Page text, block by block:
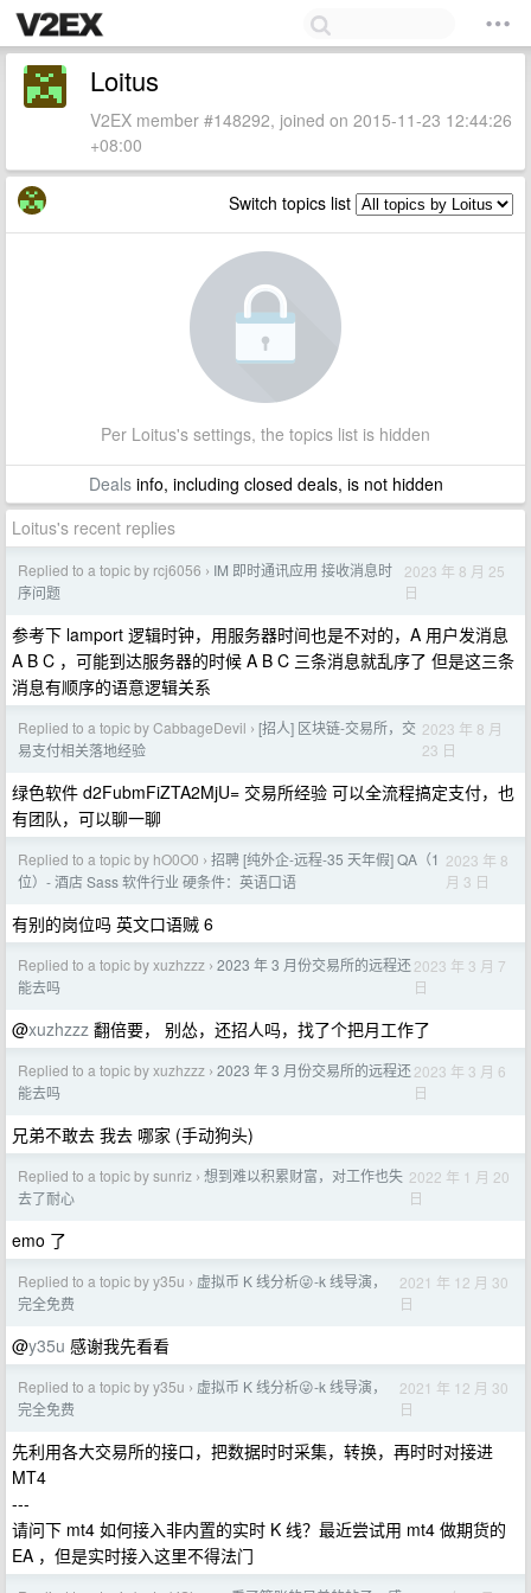
Loitus
V2EX member #148292, joined on 2015-11-23 12:44:26
+08:00
Switch topics list
Per Loitus's settings, the topics list is hidden
Dealsinfo, including closed deals, is not hidden
Loitus's recent replies
Replied to a topic by rcj6056 › IM 即时通讯应用 接收消息时
序问题
2023 年 8 月 25
日
参考下 lamport 逻辑时钟，用服务器时间也是不对的，A 用户发消息
A B C ，可能到达服务器的时候 A B C 三条消息就乱序了 但是这三条
消息有顺序的语意逻辑关系
Replied to a topic by CabbageDevil › [招人] 区块链-交易所，交
易支付相关落地经验
2023 年 8 月
23 日
绿色软件 d2FubmFiZTA2MjU= 交易所经验 可以全流程搞定支付，也
有团队，可以聊一聊
Replied to a topic by hO0O0 › 招聘 [纯外企-远程-35 天年假] QA（1
位）- 酒店 Sass 软件行业 硬条件：英语口语
2023 年 8
月 3 日
有别的岗位吗 英文口语贼 6
Replied to a topic by xuzhzzz › 2023 年 3 月份交易所的远程还
能去吗
2023 年 3 月 7
日
@xuzhzzz 翻倍要， 别怂，还招人吗，找了个把月工作了
Replied to a topic by xuzhzzz › 2023 年 3 月份交易所的远程还
能去吗
2023 年 3 月 6
日
兄弟不敢去 我去 哪家 (手动狗头)
Replied to a topic by sunriz › 想到难以积累财富，对工作也失
去了耐心
2022 年 1 月 20
日
emo 了
Replied to a topic by y35u › 虚拟币 K 线分析😜-k 线导演，
完全免费
2021 年 12 月 30
日
@y35u 感谢我先看看
Replied to a topic by y35u › 虚拟币 K 线分析😜-k 线导演，
完全免费
2021 年 12 月 30
日
先利用各大交易所的接口，把数据时时采集，转换，再时时对接进
MT4
---
请问下 mt4 如何接入非内置的实时 K 线？最近尝试用 mt4 做期货的
EA ，但是实时接入这里不得法门